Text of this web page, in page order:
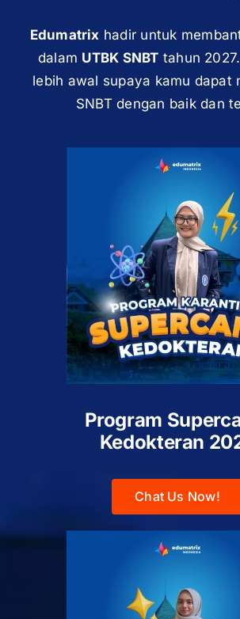
Edumatrix hadir untuk
dalam UTBK SNBT tahun
lebih awal supaya kamu dapat
SNBT dengan baik dan
Program
Kedokteran
Chat Us Now!